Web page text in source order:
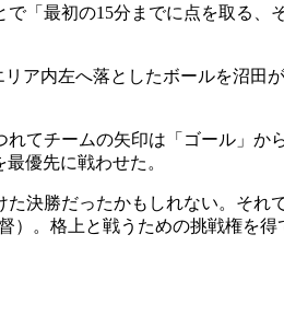
「最初の15分までに点を取る、
ア内左へ落としたボールを沼田
てチームの矢印は「ゴール」か
優先に戦わせた。
決勝だったかもしれない。それ
）。格上と戦うための挑戦権を